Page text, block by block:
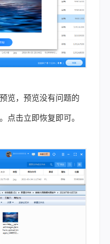
览，预览没有问题的
点击立即恢复即可。